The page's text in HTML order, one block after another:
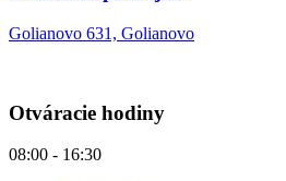
Golianovo 631, Golianovo
Otváracie hodiny
08:00 - 16:30